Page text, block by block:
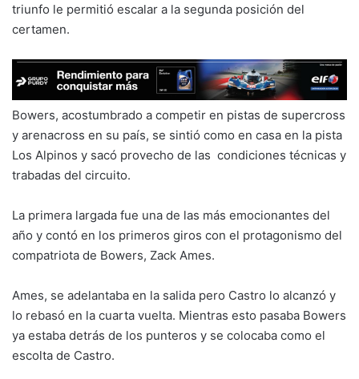
triunfo le permitió escalar a la segunda posición del
certamen.
Bowers, acostumbrado a competir en pistas de supercross
y arenacross en su país, se sintió como en casa en la pista
Los Alpinos y sacó provecho de las condiciones técnicas y
trabadas del circuito.
La primera largada fue una de las más emocionantes del
año y contó en los primeros giros con el protagonismo del
compatriota de Bowers, Zack Ames.
Ames, se adelantaba en la salida pero Castro lo alcanzó y
lo rebasó en la cuarta vuelta. Mientras esto pasaba Bowers
ya estaba detrás de los punteros y se colocaba como el
escolta de Castro.